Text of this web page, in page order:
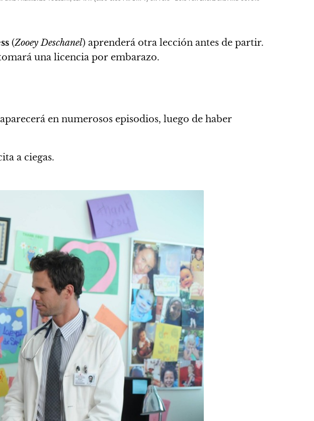
(Zooey Deschanel) aprenderá otra lección antes de partir.
una licencia por embarazo.
aparecerá en numerosos episodios, luego de haber
a ciegas.